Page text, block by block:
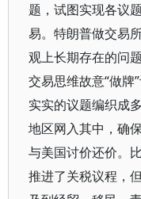
题，试图实现各议
易。特朗普做交易
观上长期存在的问
交易思维故意“做牌
实实的议题编织成
地区网入其中，确
与美国讨价还价。
推进了关税议程，